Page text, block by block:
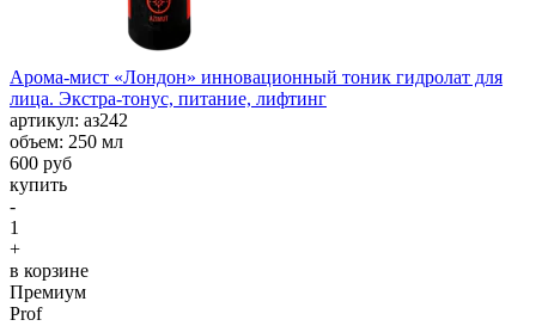
Арома-мист «Лондон» инновационный тоник гидролат для
лица. Экстра-тонус, питание, лифтинг
aртикул: аз242
объем: 250 мл
600 руб
купить
-
1
+
в корзине
Премиум
Prof